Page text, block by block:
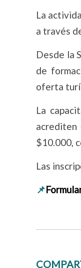
La
a través
Desde la
de
oferta
La
acrediten
$10.000,
Las
📌